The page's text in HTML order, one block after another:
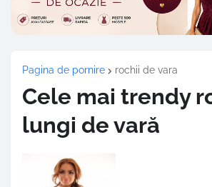
Pagina de pornire rochii de vara
Cele mai trendy
lungi de vară